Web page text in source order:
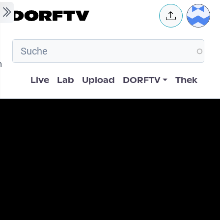
Skip to main content User
Hauptnavigation
Live Lab Upload DORFTV Thek